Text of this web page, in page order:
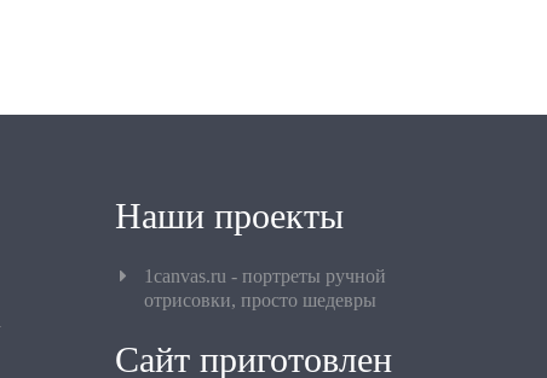
Наши проекты
1canvas.ru - портреты ручной
отрисовки, просто шедевры
Сайт приготовлен